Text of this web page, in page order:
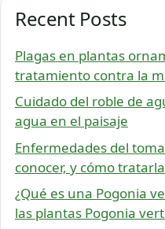
Recent Posts
Plagas en plantas
tratamiento contra la
Cuidado del roble de
agua en el paisaje
Enfermedades del
conocer, y cómo
¿Qué es una Pogonia
las plantas Pogonia